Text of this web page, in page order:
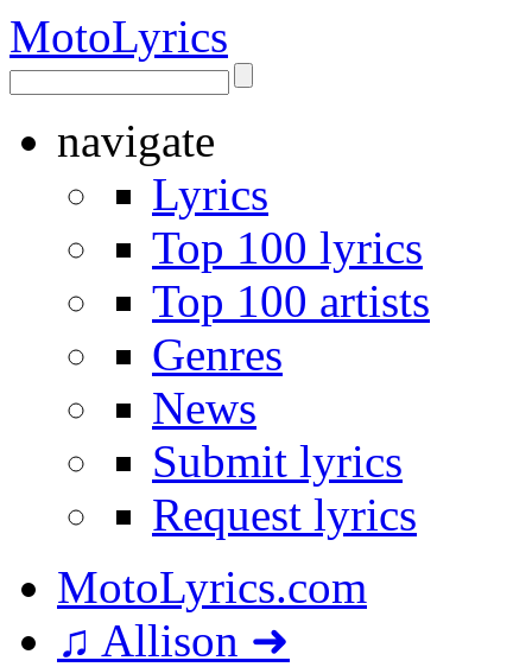
MotoLyrics
navigate
Lyrics
Top 100 lyrics
Top 100 artists
Genres
News
Submit lyrics
Request lyrics
MotoLyrics.com
♫ Allison ➜